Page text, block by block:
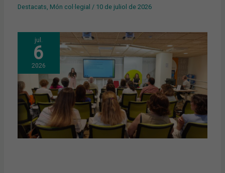
Destacats, Món col·legial / 10 de juliol de 2026
jul.
6
2026